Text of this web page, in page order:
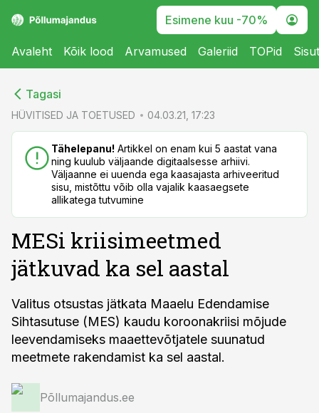
Esimene kuu -70%
Avaleht Kõik lood Arvamused Galeriid TOPid
Tagasi
HÜVITISED JA TOETUSED 04.03.21, 17:23
Tähelepanu! Artikkel on enam kui 5 aastat vana
ning kuulub väljaande digitaalsesse arhiivi.
Väljaanne ei uuenda ega kaasajasta arhiveeritud
sisu, mistõttu võib olla vajalik kaasaegsete
allikatega tutvumine
MESi kriisimeetmed
jätkuvad ka sel aastal
Valitus otsustas jätkata Maaelu Edendamise
Sihtasutuse (MES) kaudu koroonakriisi mõjude
leevendamiseks maaettevõtjatele suunatud
meetmete rakendamist ka sel aastal.
Põllumajandus.ee